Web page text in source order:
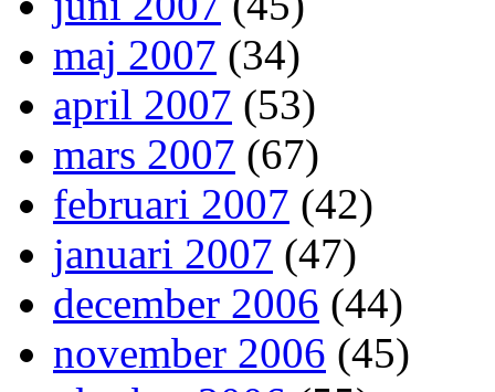
maj 2007 (34)
april 2007 (53)
mars 2007 (67)
februari 2007 (42)
januari 2007 (47)
december 2006 (44)
november 2006 (45)